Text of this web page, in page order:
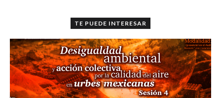
TE PUEDE INTERESAR